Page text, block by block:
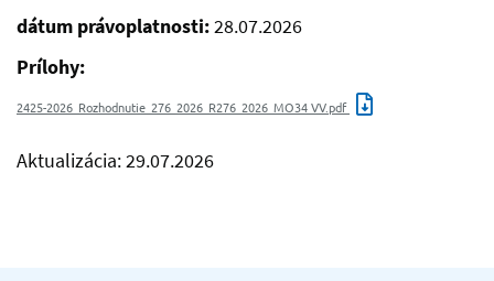
dátum právoplatnosti:28.07.2026
Prílohy:
2425-2026_Rozhodnutie_276_2026_R276_2026_MO34 VV.pdf
Aktualizácia: 29.07.2026